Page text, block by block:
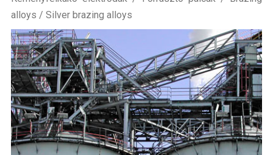
alloys / Silver brazing alloys